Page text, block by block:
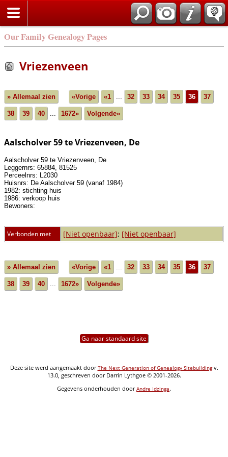
Our Family Genealogy Pages
Vriezenveen
» Allemaal zien «Vorige «1 ... 32 33 34 35 36 37
38 39 40 ... 1672» Volgende»
Aalscholver 59 te Vriezenveen, De
Aalscholver 59 te Vriezenveen, De
Leggernrs: 65884, 81525
Perceelnrs: L2030
Huisnrs: De Aalscholver 59 (vanaf 1984)
1982: stichting huis
1986: verkoop huis
Bewoners:
Verbonden met [Niet openbaar]; [Niet openbaar]
» Allemaal zien «Vorige «1 ... 32 33 34 35 36 37
38 39 40 ... 1672» Volgende»
Ga naar standaard site
Deze site werd aangemaakt doorThe Next Generation of Genealogy Sitebuildingv.
13.0, geschreven door Darrin Lythgoe © 2001-2026.
Gegevens onderhouden doorAndre Idzinga.